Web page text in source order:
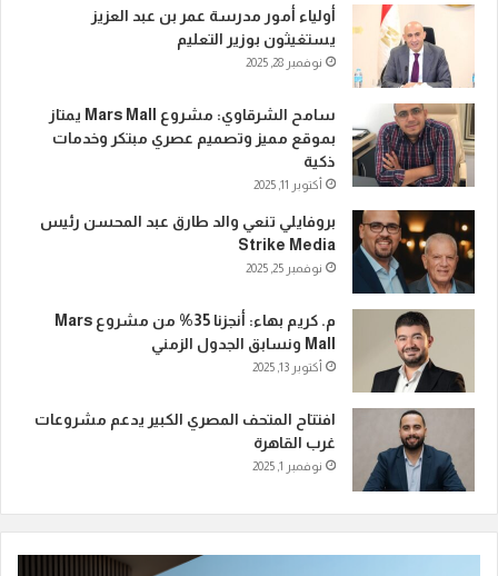
أولياء أمور مدرسة عمر بن عبد العزيز
يستغيثون بوزير التعليم
نوفمبر 28, 2025
سامح الشرقاوي: مشروع Mars Mall يمتاز
بموقع مميز وتصميم عصري مبتكر وخدمات
ذكية
أكتوبر 11, 2025
بروفايلي تنعي والد طارق عبد المحسن رئيس
Strike Media
نوفمبر 25, 2025
م. كريم بهاء: أنجزنا 35% من مشروع Mars
Mall ونسابق الجدول الزمني
أكتوبر 13, 2025
افتتاح المتحف المصري الكبير يدعم مشروعات
غرب القاهرة
نوفمبر 1, 2025